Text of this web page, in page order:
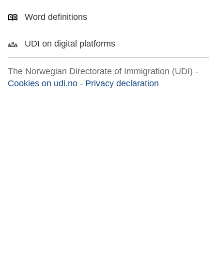
Word definitions
UDI on digital platforms
The Norwegian Directorate of Immigration (UDI) -
Cookies on udi.no - Privacy declaration